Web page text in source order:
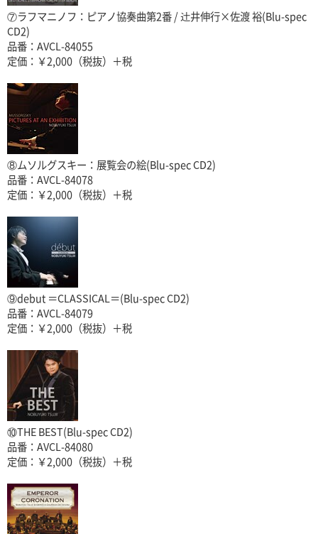
⑦ラフマニノフ：ピアノ協奏曲第2番 / 辻井伸行×佐渡 裕(Blu-spec
CD2)
品番：AVCL-84055
定価：￥2,000（税抜）＋税
⑧ムソルグスキー：展覧会の絵(Blu-spec CD2)
品番：AVCL-84078
定価：￥2,000（税抜）＋税
⑨debut ＝CLASSICAL＝(Blu-spec CD2)
品番：AVCL-84079
定価：￥2,000（税抜）＋税
⑩THE BEST(Blu-spec CD2)
品番：AVCL-84080
定価：￥2,000（税抜）＋税